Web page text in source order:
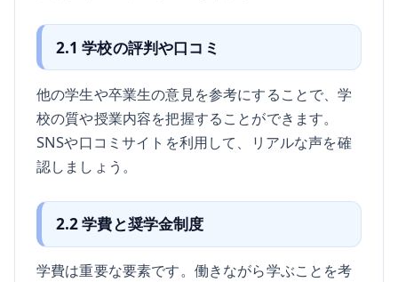
2.1 学校の評判や口コミ
他の学生や卒業生の意見を参考にすることで、学
校の質や授業内容を把握することができます。
SNSや口コミサイトを利用して、リアルな声を確
認しましょう。
2.2 学費と奨学金制度
学費は重要な要素です。働きながら学ぶことを考